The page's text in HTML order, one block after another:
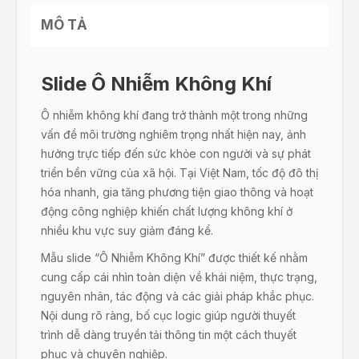
MÔ TẢ
Slide Ô Nhiễm Không Khí
Ô nhiễm không khí đang trở thành một trong những
vấn đề môi trường nghiêm trọng nhất hiện nay, ảnh
hưởng trực tiếp đến sức khỏe con người và sự phát
triển bền vững của xã hội. Tại Việt Nam, tốc độ đô thị
hóa nhanh, gia tăng phương tiện giao thông và hoạt
động công nghiệp khiến chất lượng không khí ở
nhiều khu vực suy giảm đáng kể.
Mẫu slide “Ô Nhiễm Không Khí” được thiết kế nhằm
cung cấp cái nhìn toàn diện về khái niệm, thực trạng,
nguyên nhân, tác động và các giải pháp khắc phục.
Nội dung rõ ràng, bố cục logic giúp người thuyết
trình dễ dàng truyền tải thông tin một cách thuyết
phục và chuyên nghiệp.